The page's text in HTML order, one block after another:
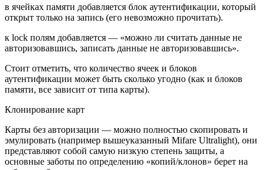
в ячейках памяти добавляется блок аутентификации, который
открыт только на запись (его невозможно прочитать).
к lock полям добавляется — «можно ли считать данные не
авторизовавшись, записать данные не авторизовавшись».
Стоит отметить, что количество ячеек и блоков
аутентификации может быть сколько угодно (как и блоков
памяти, все зависит от типа карты).
Клонирование карт
Карты без авторизации — можно полностью скопировать и
эмулировать (например вышеуказанный Mifare Ultralight), они
представляют собой самую низкую степень защиты, а
основные заботы по определению «копий/клонов» берет на